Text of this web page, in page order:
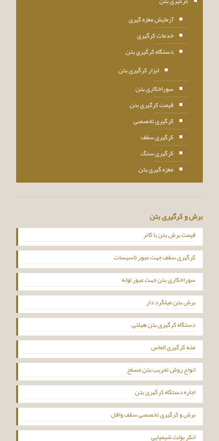
آزمایش مغزه گیری
خدمات کرگیری
دستگاه کرگیری بتن
ابزار کرگیری بتن
سوراخکاری بتن
قیمت کرگیری بتن
کرگیری تخصصی
کرگیری سقف
کرگیری سنگ
مغزه گیری بتن
برش و کرگیری بتن
قیمت برش بتن با کاتر
کرگیری سقف جهت عبور تاسیسات
سوراخکاری بتن جهت عبور لوله
برش بتن میلگرد دار
دستگاه کرگیری بتن هیلتی
مته کرگیری الماس
انواع روش تخریب بتن مسلح
اجاره دستگاه کرگیری بتن
برش و کرگیری تخصصی سقف وافل
انکر بولت شیمیایی